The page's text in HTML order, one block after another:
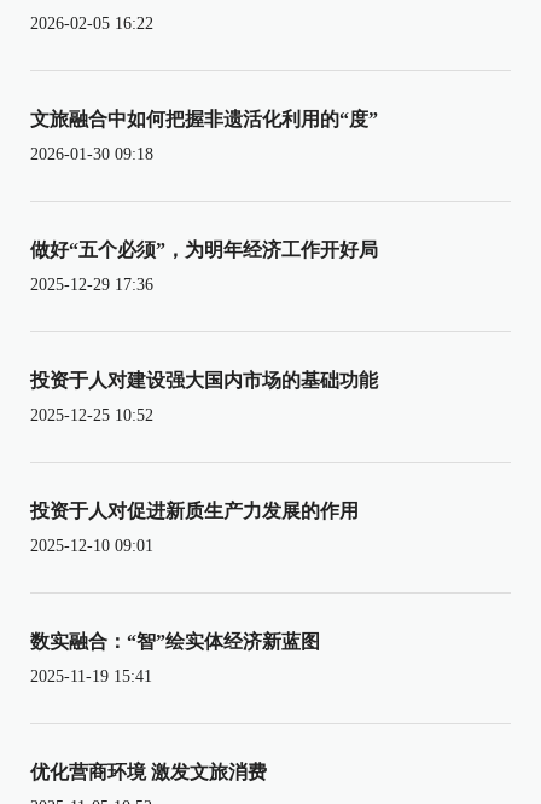
2026-02-05 16:22
文旅融合中如何把握非遗活化利用的“度”
2026-01-30 09:18
做好“五个必须”，为明年经济工作开好局
2025-12-29 17:36
投资于人对建设强大国内市场的基础功能
2025-12-25 10:52
投资于人对促进新质生产力发展的作用
2025-12-10 09:01
数实融合：“智”绘实体经济新蓝图
2025-11-19 15:41
优化营商环境 激发文旅消费